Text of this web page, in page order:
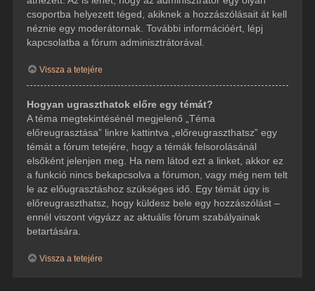
csoportba helyezett téged, akiknek a hozzászólásait át kell
néznie egy moderátornak. További információért, lépj
kapcsolatba a fórum adminisztrátorával.
Vissza a tetejére
Hogyan ugraszthatok előre egy témát?
A téma megtekintésénél megjelenő „Téma
előreugrasztása” linkre kattintva „előreugraszthatsz” egy
témát a fórum tetejére, hogy a témák felsorolásánál
elsőként jelenjen meg. Ha nem látod ezt a linket, akkor ez
a funkció nincs bekapcsolva a fórumon, vagy még nem telt
le az előugrasztáshoz szükséges idő. Egy témát úgy is
előreugraszthatsz, hogy küldesz bele egy hozzászólást –
ennél viszont vigyázz az aktuális fórum szabályainak
betartására.
Vissza a tetejére